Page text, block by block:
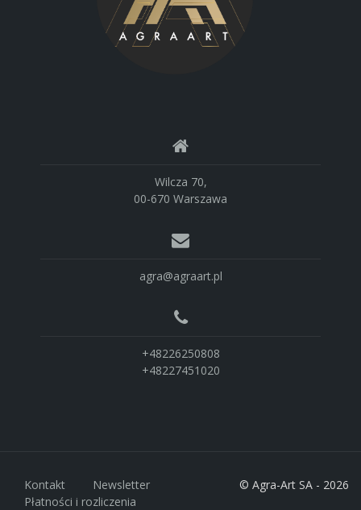
Wilcza 70,
00-670 Warszawa
agra@agraart.pl
+48226250808
+48227451020
Kontakt
Newsletter
Płatności i rozliczenia
© Agra-Art SA - 2026